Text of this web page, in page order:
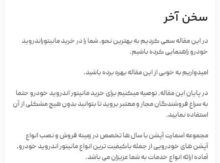
سخن آخر
در این مقاله سعی کردیم به بهترین نحو، شما را در خرید مانیتوراندروید
خودرو راهنمایی کرده باشیم.
امیدواریم به خوبی از این مقاله بهره برده باشید.
در پایان این مقاله، توصیه می­کنیم برای خرید مانیتور اندروید خودرو حتما
به سراغ فروشندگان مجاز و معتبر بروید تا بتوانید بدون هیچ مشکلی از آن
استفاده نمایید.
مجموعه اسمارت‌ آپشن با سال­ ها تخصص در زمینه فروش و نصب انواع
آپشن­ های خودرویی از جمله باکیفیت‌ ترین انواع مانیتور اندروید خودرو،
آماده ارائه انواع خدمات به شما عزیزان می­ باشد.